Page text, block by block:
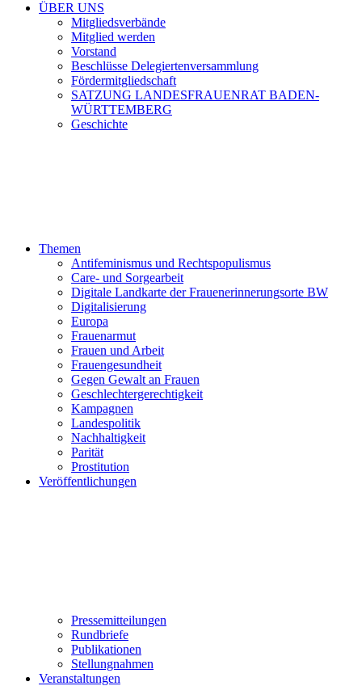
ÜBER UNS
Mitgliedsverbände
Mitglied werden
Vorstand
Beschlüsse Delegiertenversammlung
Fördermitgliedschaft
SATZUNG LANDESFRAUENRAT BADEN-
WÜRTTEMBERG
Geschichte
Themen
Antifeminismus und Rechtspopulismus
Care- und Sorgearbeit
Digitale Landkarte der Frauenerinnerungsorte BW
Digitalisierung
Europa
Frauenarmut
Frauen und Arbeit
Frauengesundheit
Gegen Gewalt an Frauen
Geschlechtergerechtigkeit
Kampagnen
Landespolitik
Nachhaltigkeit
Parität
Prostitution
Veröffentlichungen
Pressemitteilungen
Rundbriefe
Publikationen
Stellungnahmen
Veranstaltungen